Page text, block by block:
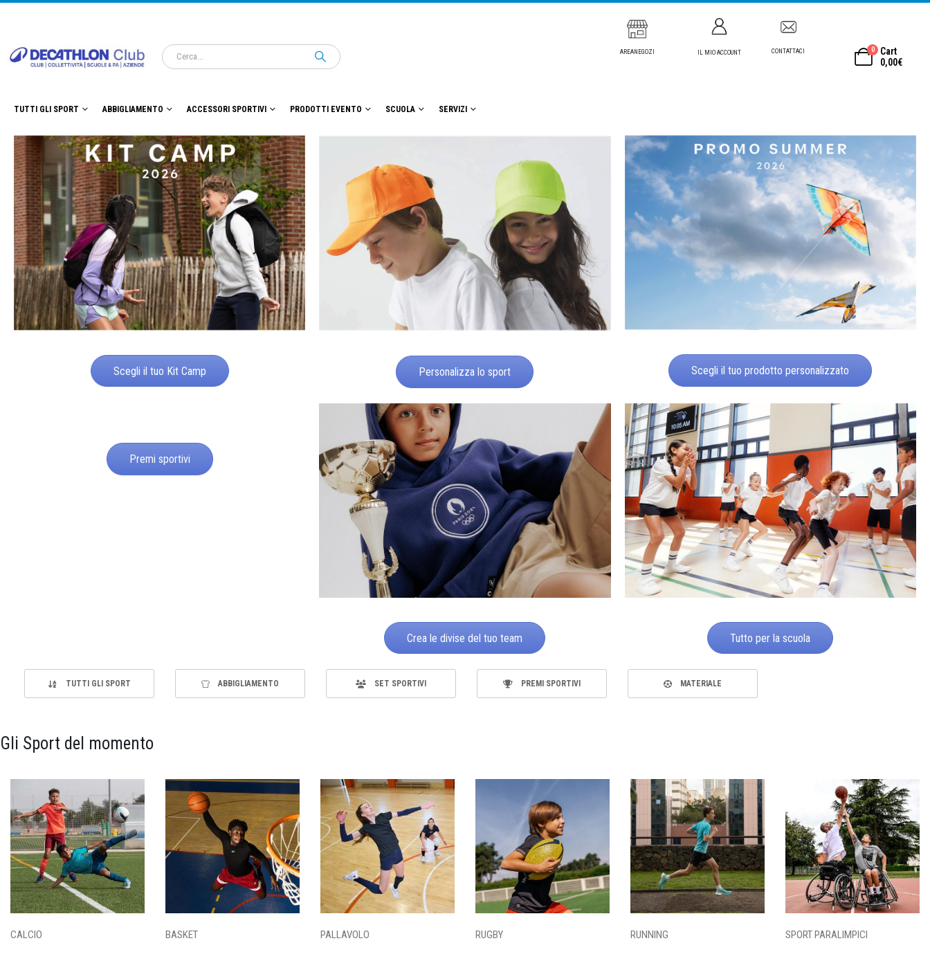
AREANEGOZI IL MIO ACCOUNT CONTATTACI 0
Cart
0,00€
TUTTI GLI SPORT ABBIGLIAMENTO ACCESSORI SPORTIVI PRODOTTI EVENTO SCUOLA SERVIZI
Scegli il tuo Kit Camp Personalizza lo sport Scegli il tuo prodotto personalizzato
Premi sportivi
Crea le divise del tuo team Tutto per la scuola
TUTTI GLI SPORT ABBIGLIAMENTO SET SPORTIVI PREMI SPORTIVI MATERIALE
Gli Sport del momento
CALCIO BASKET PALLAVOLO RUGBY RUNNING SPORT PARALIMPICI